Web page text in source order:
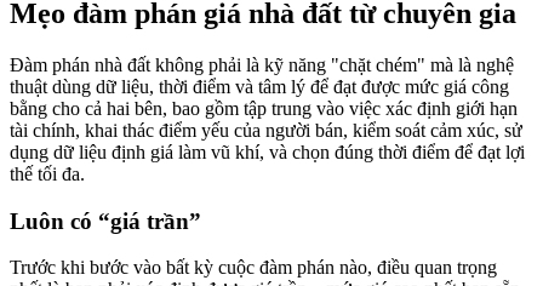
Mẹo đàm phán giá nhà đất từ chuyên gia
Đàm phán nhà đất không phải là kỹ năng "chặt chém" mà là nghệ
thuật dùng dữ liệu, thời điểm và tâm lý để đạt được mức giá công
bằng cho cả hai bên, bao gồm tập trung vào việc xác định giới hạn
tài chính, khai thác điểm yếu của người bán, kiểm soát cảm xúc, sử
dụng dữ liệu định giá làm vũ khí, và chọn đúng thời điểm để đạt lợi
thế tối đa.
Luôn có “giá trần”
Trước khi bước vào bất kỳ cuộc đàm phán nào, điều quan trọng